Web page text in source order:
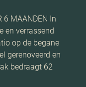
6 MAANDEN In
en verrassend
op de begane
gerenoveerd en
bedraagt 62